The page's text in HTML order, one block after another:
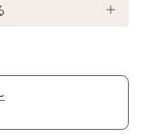
ージとなり変更にな
※人気商品の為、急
い。